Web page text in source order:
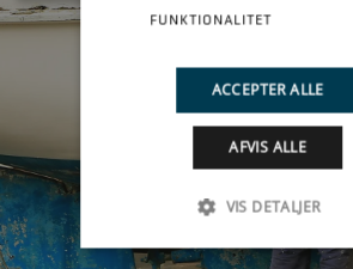
FUNKTIONALITET
ACCEPTER ALLE
AFVIS ALLE
VIS DETALJER